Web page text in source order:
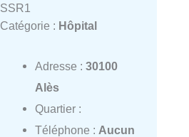
SSR1
Catégorie : Hôpital
Adresse : 30100
Alès
Quartier :
Téléphone : Aucun